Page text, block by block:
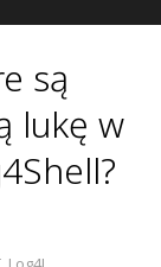
są
lukę w